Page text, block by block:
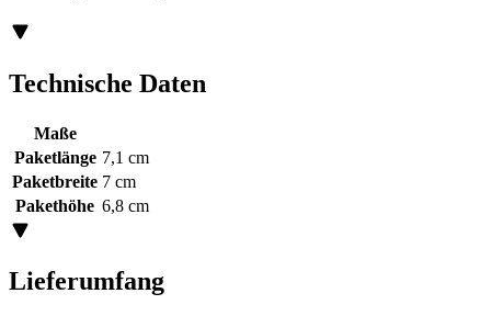
Technische Daten
Maße
Paketlänge 7,1 cm
Paketbreite 7 cm
Pakethöhe 6,8 cm
Lieferumfang